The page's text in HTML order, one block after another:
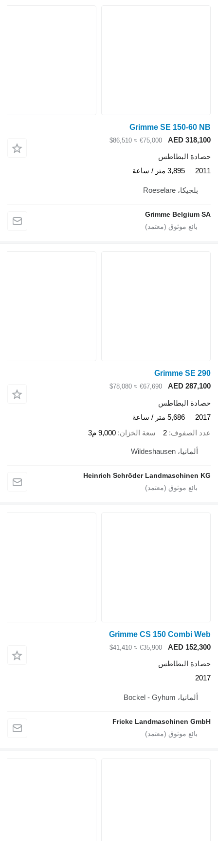
Grimme SE 150-60 NB
AED 318,100
€75,000
≈ $86,510
حصادة البطاطس
2011
3,895 متر / ساعة
بلجيكا، Roeselare
Grimme Belgium SA
Grimme SE 290
AED 287,100
€67,690
≈ $78,080
حصادة البطاطس
2017
5,686 متر / ساعة
عدد الصفوف 2 سعة الخزان 9,000 م3
ألمانيا، Wildeshausen
Heinrich Schröder Landmaschinen KG
Grimme CS 150 Combi Web
AED 152,300
€35,900
≈ $41,410
حصادة البطاطس
2017
ألمانيا، Bockel - Gyhum
Fricke Landmaschinen GmbH